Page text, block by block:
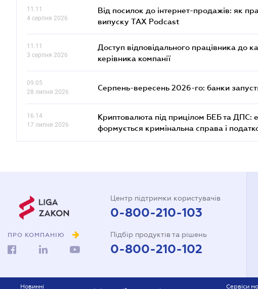
11.11
4 серпня 2026
Від посилок до інтернет-продажів: як
випуску TAX Podcast
11.11
3 серпня 2026
Доступ відповідального працівника до
керівника компанії
09.05
28 липня 2026
Серпень-вересень 2026-го: банки
16.14
17 липня 2026
Криптовалюта під прицілом БЕБ та ДПС:
формується кримінальна справа і
ПРО КОМПАНІЮ
Центр підтримки користувачів
0-800-210-103
Підбір продуктів та рішень
0-800-210-102
Новинні Сервіси